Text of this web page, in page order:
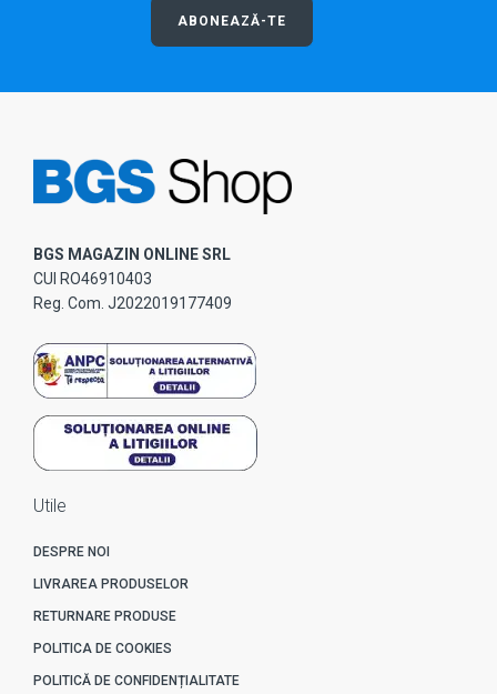
ABONEAZĂ-TE
BGS MAGAZIN ONLINE SRL
CUI RO46910403
Reg. Com. J2022019177409
Utile
DESPRE NOI
LIVRAREA PRODUSELOR
RETURNARE PRODUSE
POLITICA DE COOKIES
POLITICĂ DE CONFIDENȚIALITATE